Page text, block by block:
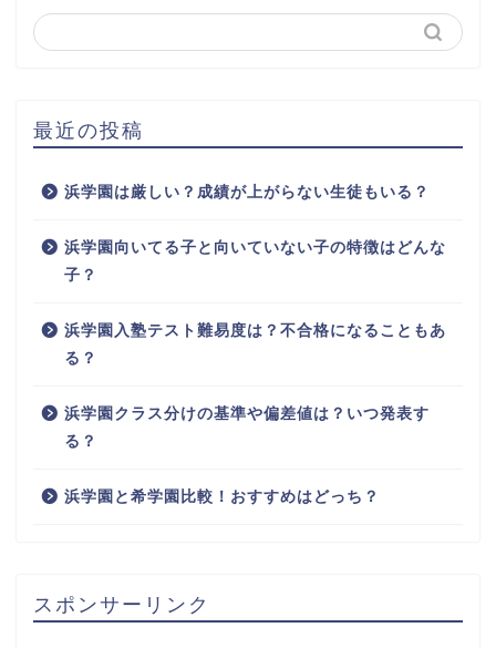
最近の投稿
浜学園は厳しい？成績が上がらない生徒もいる？
浜学園向いてる子と向いていない子の特徴はどんな
子？
浜学園入塾テスト難易度は？不合格になることもあ
る？
浜学園クラス分けの基準や偏差値は？いつ発表す
る？
浜学園と希学園比較！おすすめはどっち？
スポンサーリンク